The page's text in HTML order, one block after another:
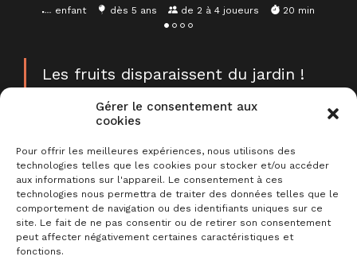
Gérer le consentement aux
cookies
Pour offrir les meilleures expériences, nous utilisons des
technologies telles que les cookies pour stocker et/ou accéder
aux informations sur l'appareil. Le consentement à ces
technologies nous permettra de traiter des données telles que le
comportement de navigation ou des identifiants uniques sur ce
site. Le fait de ne pas consentir ou de retirer son consentement
peut affecter négativement certaines caractéristiques et
fonctions.
enfant dès 5 ans de 2 à 4 joueurs 20 min
Les fruits disparaissent du jardin !
Mimose, Sam et leur ami
de découvrir qui ou quoi les vole !
Sommaire
Description